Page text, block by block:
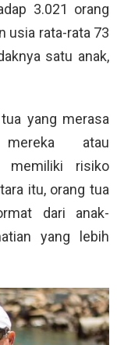
3.021 orang
usia rata-rata 73
satu anak,
yang merasa
mereka atau
memiliki risiko
itu, orang tua
dari anak-
yang lebih